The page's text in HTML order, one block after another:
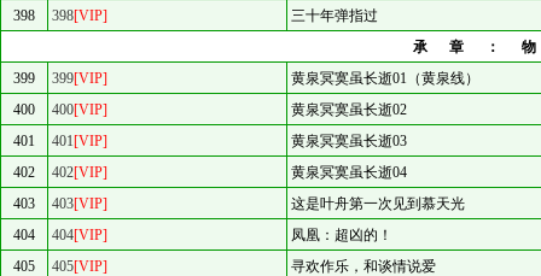
398
398[VIP]
三十年弹指过
承章：
399
399[VIP]
黄泉冥寞虽长逝01（黄泉线）
400
400[VIP]
黄泉冥寞虽长逝02
401
401[VIP]
黄泉冥寞虽长逝03
402
402[VIP]
黄泉冥寞虽长逝04
403
403[VIP]
这是叶舟第一次见到慕天光
404
404[VIP]
凤凰：超凶的！
405
405[VIP]
寻欢作乐，和谈情说爱